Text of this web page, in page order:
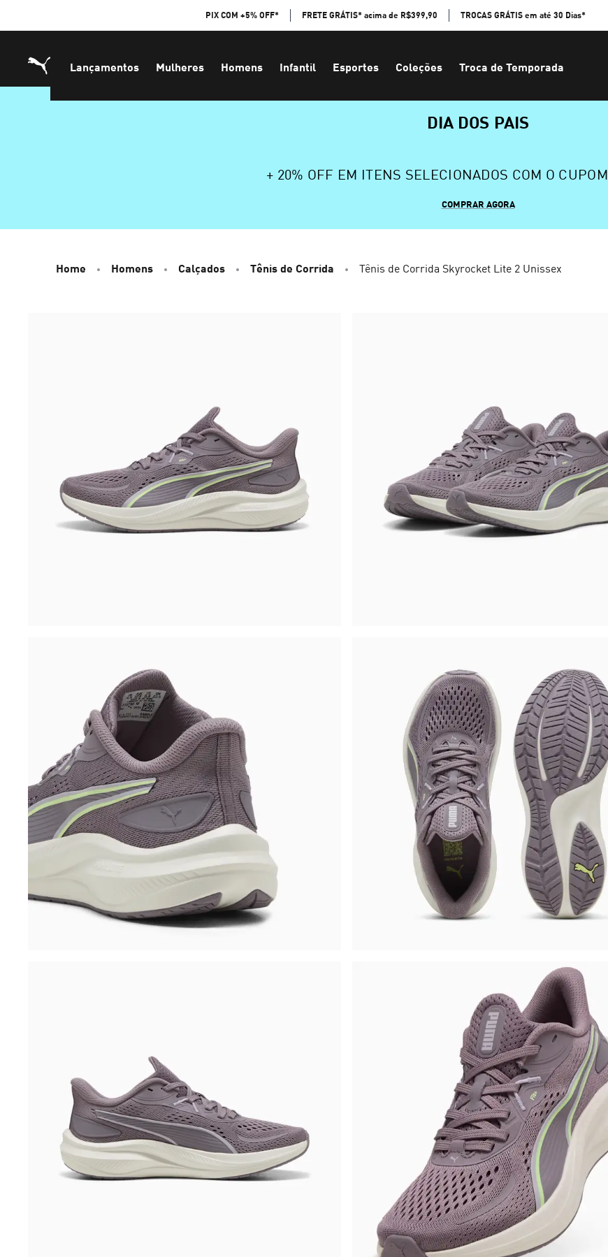
PIX COM +5% OFF* FRETE GRÁTIS* acima de R$399,90 TROCAS GRÁTIS em até 30 Dias*
Lançamentos Mulheres Homens Infantil Esportes Coleções Troca de Temporada
DIA DOS PAIS
+ 20% OFF EM ITENS SELECIONADOS COM O CUPOM
COMPRAR AGORA
Home Homens Calçados Tênis de Corrida Tênis de Corrida Skyrocket Lite 2 Unissex